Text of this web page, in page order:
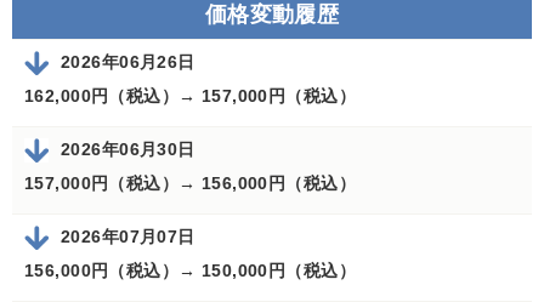
価格変動履歴
2026年06月26日
162,000円（税込）→ 157,000円（税込）
2026年06月30日
157,000円（税込）→ 156,000円（税込）
2026年07月07日
156,000円（税込）→ 150,000円（税込）